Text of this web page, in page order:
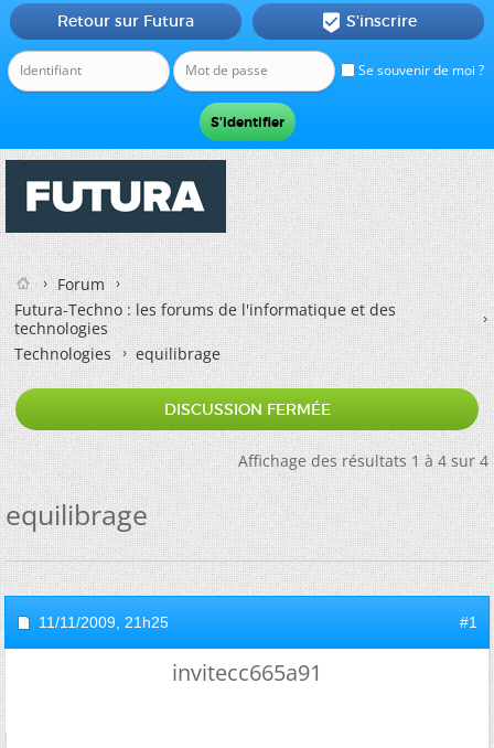
Se souvenir de moi ?
Retour sur Futura  S'inscrire
Forum
Futura-Techno : les forums de l'informatique et des
technologies
Technologies
equilibrage
DISCUSSION FERMÉE
Affichage des résultats 1 à 4 sur 4
equilibrage
11/11/2009, 21h25 #1
invitecc665a91